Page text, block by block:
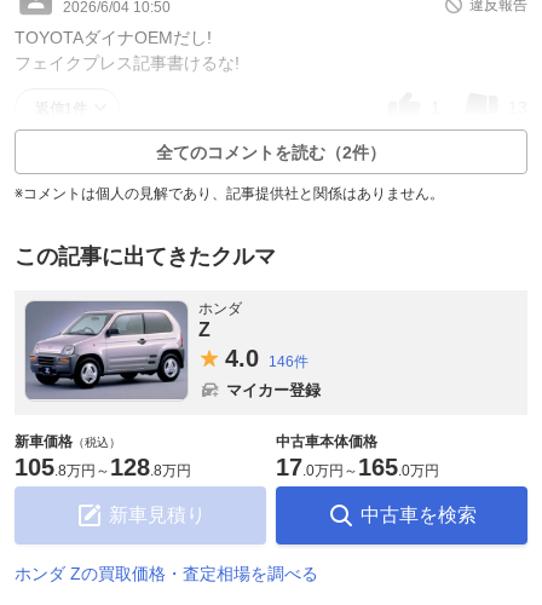
2026/6/04 10:50 違反報告
TOYOTAダイナOEMだし!
フェイクプレス記事書けるな!
全てのコメントを読む（2件）
※コメントは個人の見解であり、記事提供社と関係はありません。
この記事に出てきたクルマ
ホンダ
Z
4.0 146件
マイカー登録
新車価格 （税込）
105.8万円 ～ 128.8万円
新車見積り
中古車本体価格
17.0万円 ～ 165.0万円
中古車を検索
ホンダ Zの買取価格・査定相場を調べる